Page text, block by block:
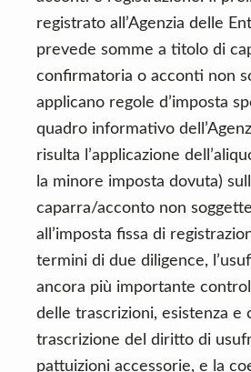
registrato all’Agenzia delle
prevede somme a titolo di
confirmatoria o acconti non
applicano regole d’imposta
quadro informativo
risulta l’applicazione
la minore imposta dovuta)
caparra/acconto non
all’imposta fissa di
termini di due diligence,
ancora più importante
delle trascrizioni, esistenza e
trascrizione del diritto di
pattuizioni accessorie, e la